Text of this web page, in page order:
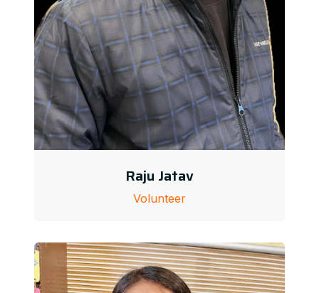
Raju Jatav
Volunteer